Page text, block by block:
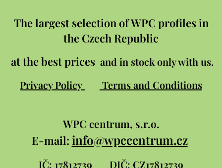
The largest selection of WPC profiles in
the Czech Republic
at the best prices and in stock only with us.
Privacy Policy
Terms and Conditions
WPC centrum, s.r.o.
E-mail: info@wpccentrum.cz
IČ: 17812739 DIČ: CZ17812739